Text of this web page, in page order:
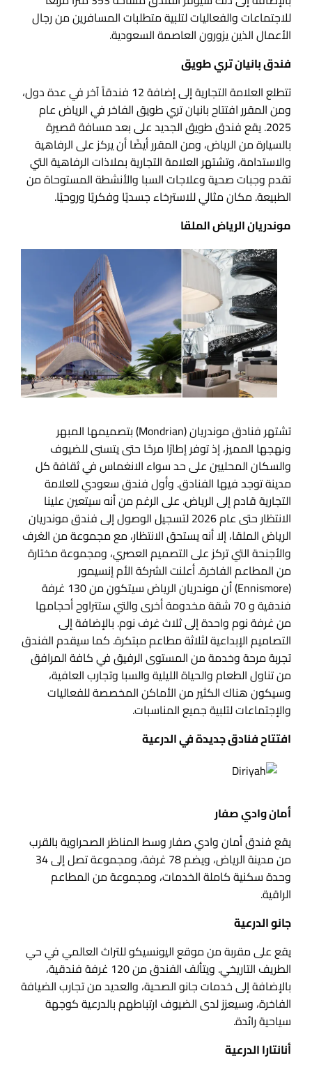
للاجتماعات والفعاليات لتلبية متطلبات المسافرين من رجال
الأعمال الذين يزورون العاصمة السعودية.
فندق بانيان تري طويق
تتطلع العلامة التجارية إلى إضافة 12 فندقاً آخر في عدة دول،
ومن المقرر افتتاح بانيان تري طويق الفاخر في الرياض عام
2025. يقع فندق طويق الجديد على بعد مسافة قصيرة
بالسيارة من الرياض، ومن المقرر أيضًا أن يركز على الرفاهية
والاستدامة، وتشتهر العلامة التجارية بملاذات الرفاهية التي
تقدم وجبات صحية وعلاجات السبا والأنشطة المستوحاة من
الطبيعة. مكان مثالي للاسترخاء جسديًا وفكريًا وروحيًا.
موندريان الرياض الملقا
تشتهر فنادق موندريان (Mondrian) بتصميمها المبهر
ونهجها المميز، إذ توفر إطارًا مرحًا حتى يتسنى للضيوف
والسكان المحليين على حد سواء الانغماس في ثقافة كل
مدينة توجد فيها الفنادق. وأول فندق سعودي للعلامة
التجارية قادم إلى الرياض. على الرغم من أنه سيتعين علينا
الانتظار حتى عام 2026 لتسجيل الوصول إلى فندق موندريان
الرياض الملقا، إلا أنه يستحق الانتظار، مع مجموعة من الغرف
والأجنحة التي تركز على التصميم العصري، ومجموعة مختارة
من المطاعم الفاخرة. أعلنت الشركة الأم إنسيمور
(Ennismore) أن موندريان الرياض سيتكون من 130 غرفة
فندقية و 70 شقة مخدومة أخرى والتي ستتراوح أحجامها
من غرفة نوم واحدة إلى ثلاث غرف نوم. بالإضافة إلى
التصاميم الإبداعية لثلاثة مطاعم مبتكرة. كما سيقدم الفندق
تجربة مرحة وخدمة من المستوى الرفيق في كافة المرافق
من تناول الطعام والحياة الليلية والسبا وتجارب العافية،
وسيكون هناك الكثير من الأماكن المخصصة للفعاليات
والإجتماعات لتلبية جميع المناسبات.
افتتاح فنادق جديدة في الدرعية
أمان وادي صفار
يقع فندق أمان وادي صفار وسط المناظر الصحراوية بالقرب
من مدينة الرياض، ويضم 78 غرفة، ومجموعة تصل إلى 34
وحدة سكنية كاملة الخدمات، ومجموعة من المطاعم
الراقية.
جانو الدرعية
يقع على مقربة من موقع اليونسيكو للتراث العالمي في حي
الطريف التاريخي. ويتألف الفندق من 120 غرفة فندقية،
بالإضافة إلى خدمات جانو الصحية، والعديد من تجارب الضيافة
الفاخرة، وسيعزز لدى الضيوف ارتباطهم بالدرعية كوجهة
سياحية رائدة.
أنانتارا الدرعية